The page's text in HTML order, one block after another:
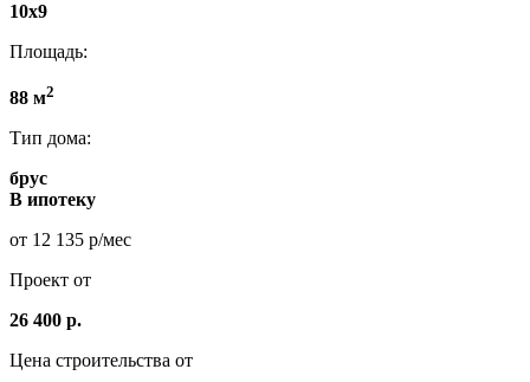
10х9
Площадь:
88 м2
Тип дома:
брус
В ипотеку
от 12 135 р/мес
Проект от
26 400 р.
Цена строительства от